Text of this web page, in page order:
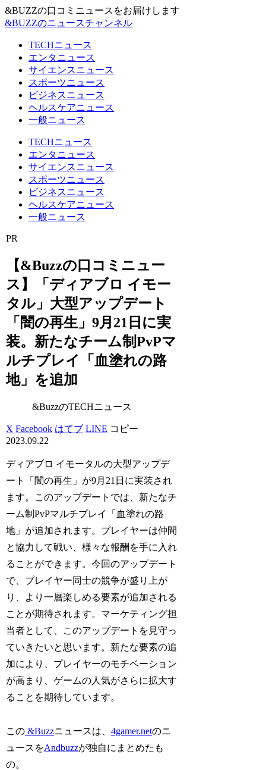
&BUZZの口コミニュースをお届けします
&BUZZのニュースチャンネル
TECHニュース
エンタニュース
サイエンスニュース
スポーツニュース
ビジネスニュース
ヘルスケアニュース
一般ニュース
TECHニュース
エンタニュース
サイエンスニュース
スポーツニュース
ビジネスニュース
ヘルスケアニュース
一般ニュース
PR
【&Buzzの口コミニュー
ス】「ディアブロ イモー
タル」大型アップデート
「闇の再生」9月21日に実
装。新たなチーム制PvPマ
ルチプレイ「血塗れの路
地」を追加
&BuzzのTECHニュース
X Facebook はてブ LINE コピー
2023.09.22
ディアブロ イモータルの大型アップデ
ート「闇の再生」が9月21日に実装され
ます。このアップデートでは、新たなチ
ーム制PvPマルチプレイ「血塗れの路
地」が追加されます。プレイヤーは仲間
と協力して戦い、様々な報酬を手に入れ
ることができます。今回のアップデート
で、プレイヤー同士の競争が盛り上が
り、より一層楽しめる要素が追加される
ことが期待されます。マーケティング担
当者として、このアップデートを見守っ
ていきたいと思います。新たな要素の追
加により、プレイヤーのモチベーション
が高まり、ゲームの人気がさらに拡大す
ることを期待しています。
この &Buzzニュースは、4gamer.netのニ
ュースをAndbuzzが独自にまとめたも
の。